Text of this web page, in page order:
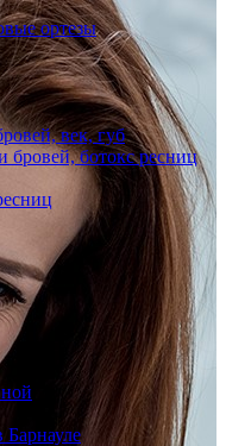
ортезы
век, губ
бoтoкс ресниц